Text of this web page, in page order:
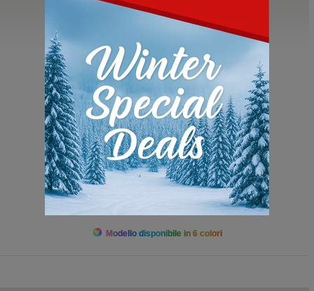
Icon Low Nylon
Moon Boot
Modello disponibile in 6 colori